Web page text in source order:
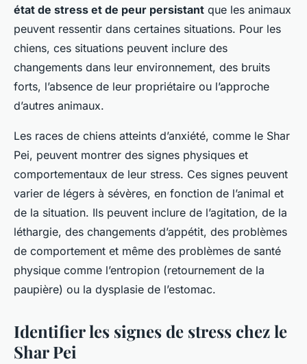
état de stress et de peur persistant que les animaux
peuvent ressentir dans certaines situations. Pour les
chiens, ces situations peuvent inclure des
changements dans leur environnement, des bruits
forts, l’absence de leur propriétaire ou l’approche
d’autres animaux.
Les races de chiens atteints d’anxiété, comme le Shar
Pei, peuvent montrer des signes physiques et
comportementaux de leur stress. Ces signes peuvent
varier de légers à sévères, en fonction de l’animal et
de la situation. Ils peuvent inclure de l’agitation, de la
léthargie, des changements d’appétit, des problèmes
de comportement et même des problèmes de santé
physique comme l’entropion (retournement de la
paupière) ou la dysplasie de l’estomac.
Identifier les signes de stress chez le
Shar Pei